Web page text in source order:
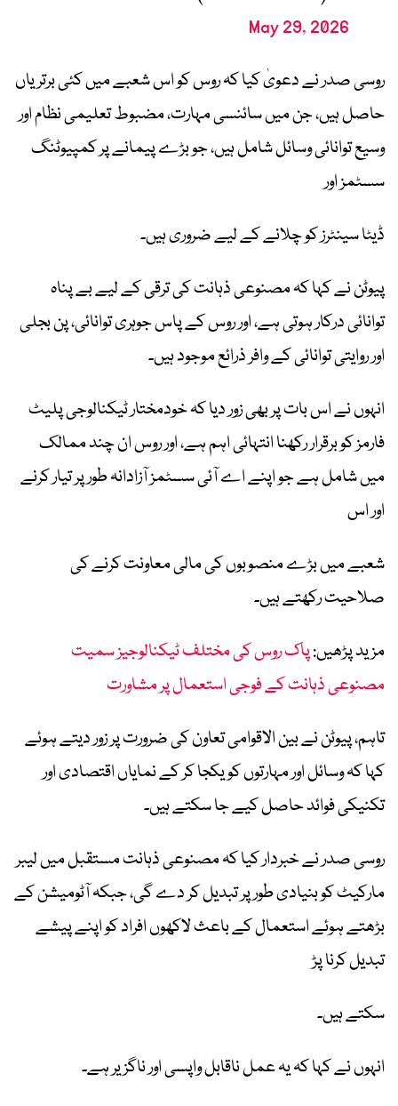
May 29, 2026
روسی صدر نے دعویٰ کیا کہ روس کو اس شعبے میں کئی برتریاں
حاصل ہیں، جن میں سائنسی مہارت، مضبوط تعلیمی نظام اور
وسیع توانائی وسائل شامل ہیں، جو بڑے پیمانے پر کمپیوٹنگ
سسٹمز اور
ڈیٹا سینٹرز کو چلانے کے لیے ضروری ہیں۔
پیوٹن نے کہا کہ مصنوعی ذہانت کی ترقی کے لیے بے پناہ
توانائی درکار ہوتی ہے، اور روس کے پاس جوہری توانائی، پن بجلی
اور روایتی توانائی کے وافر ذرائع موجود ہیں۔
انہوں نے اس بات پر بھی زور دیا کہ خودمختار ٹیکنالوجی پلیٹ
فارمز کو برقرار رکھنا انتہائی اہم ہے، اور روس ان چند ممالک
میں شامل ہے جو اپنے اے آئی سسٹمز آزادانہ طور پر تیار کرنے
اور اس
شعبے میں بڑے منصوبوں کی مالی معاونت کرنے کی
صلاحیت رکھتے ہیں۔
مزید پڑھیں:پاک روس کی مختلف ٹیکنالوجیز سمیت
مصنوعی ذہانت کے فوجی استعمال پر مشاورت
تاہم، پیوٹن نے بین الاقوامی تعاون کی ضرورت پر زور دیتے ہوئے
کہا کہ وسائل اور مہارتوں کو یکجا کر کے نمایاں اقتصادی اور
تکنیکی فوائد حاصل کیے جا سکتے ہیں۔
روسی صدر نے خبردار کیا کہ مصنوعی ذہانت مستقبل میں لیبر
مارکیٹ کو بنیادی طور پر تبدیل کر دے گی، جبکہ آٹومیشن کے
بڑھتے ہوئے استعمال کے باعث لاکھوں افراد کو اپنے پیشے
تبدیل کرنا پڑ
سکتے ہیں۔
انہوں نے کہا کہ یہ عمل ناقابل واپسی اور ناگزیر ہے۔